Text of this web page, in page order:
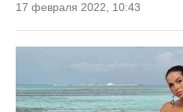
17 февраля 2022, 10:43